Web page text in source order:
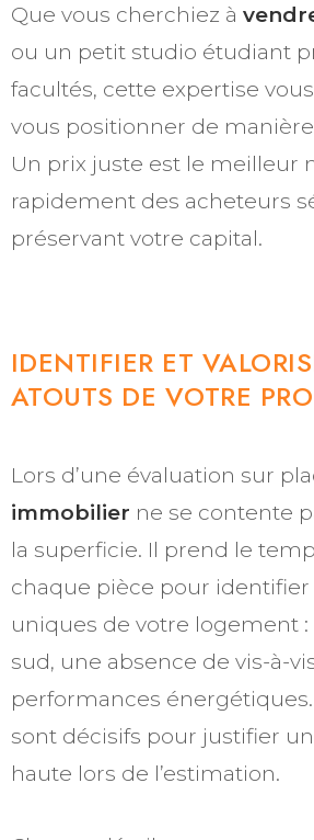
Que vous cherchiez à
ou un petit studio étudiant
facultés, cette expertise
vous positionner de
Un prix juste est le meilleur
rapidement des acheteurs
préservant votre capital.
IDENTIFIER ET
ATOUTS DE VOTRE
Lors d’une évaluation sur
immobilier ne se contente
la superficie. Il prend le
chaque pièce pour identifier
uniques de votre logement
sud, une absence de vis-à-
performances
sont décisifs pour justifier
haute lors de l’estimation.